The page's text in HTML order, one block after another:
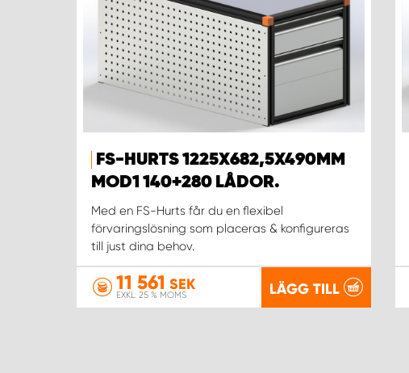
FS-HURTS 1225X682,5X490MM
MOD1 140+280 LÅDOR.
Med en FS-Hurts får du en flexibel
förvaringslösning som placeras & konfigureras
till just dina behov.
11 561 SEK
EXKL. 25 % MOMS LÄGG TILL